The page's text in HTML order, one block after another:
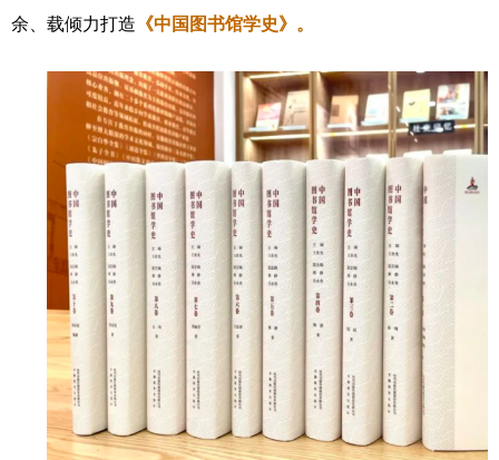
余
载倾力打造 《中国图书馆学史》 。